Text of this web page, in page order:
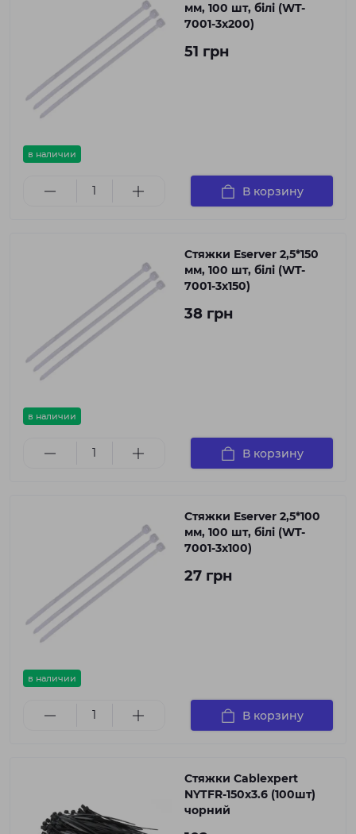
в наличии
мм, 100 шт, білі (WT-
7001-3x200)
51 грн
В корзину
в наличии
Стяжки Eserver 2,5*150
мм, 100 шт, білі (WT-
7001-3x150)
38 грн
В корзину
в наличии
Стяжки Eserver 2,5*100
мм, 100 шт, білі (WT-
7001-3x100)
27 грн
В корзину
Стяжки Cablexpert
NYTFR-150x3.6 (100шт)
чорний